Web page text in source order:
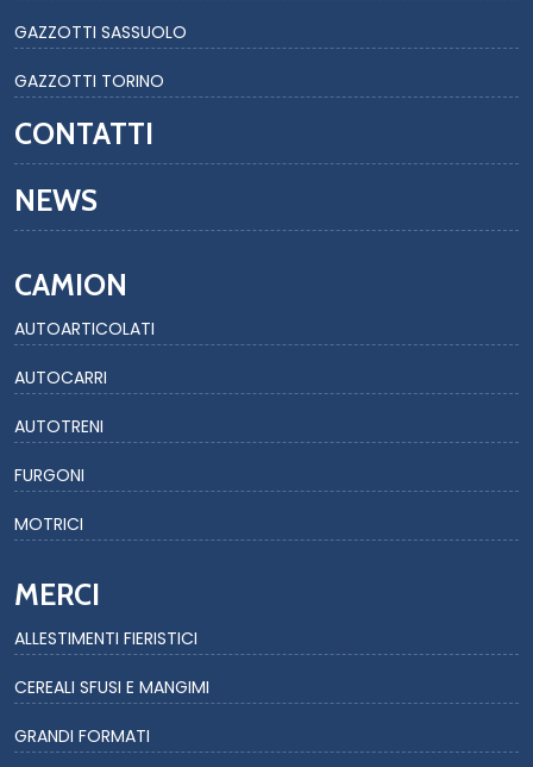
GAZZOTTI SASSUOLO
GAZZOTTI TORINO
CONTATTI
NEWS
CAMION
AUTOARTICOLATI
AUTOCARRI
AUTOTRENI
FURGONI
MOTRICI
MERCI
ALLESTIMENTI FIERISTICI
CEREALI SFUSI E MANGIMI
GRANDI FORMATI